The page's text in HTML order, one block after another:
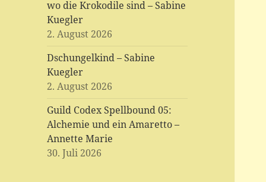
wo die Krokodile sind – Sabine
Kuegler
2. August 2026
Dschungelkind – Sabine
Kuegler
2. August 2026
Guild Codex Spellbound 05:
Alchemie und ein Amaretto –
Annette Marie
30. Juli 2026